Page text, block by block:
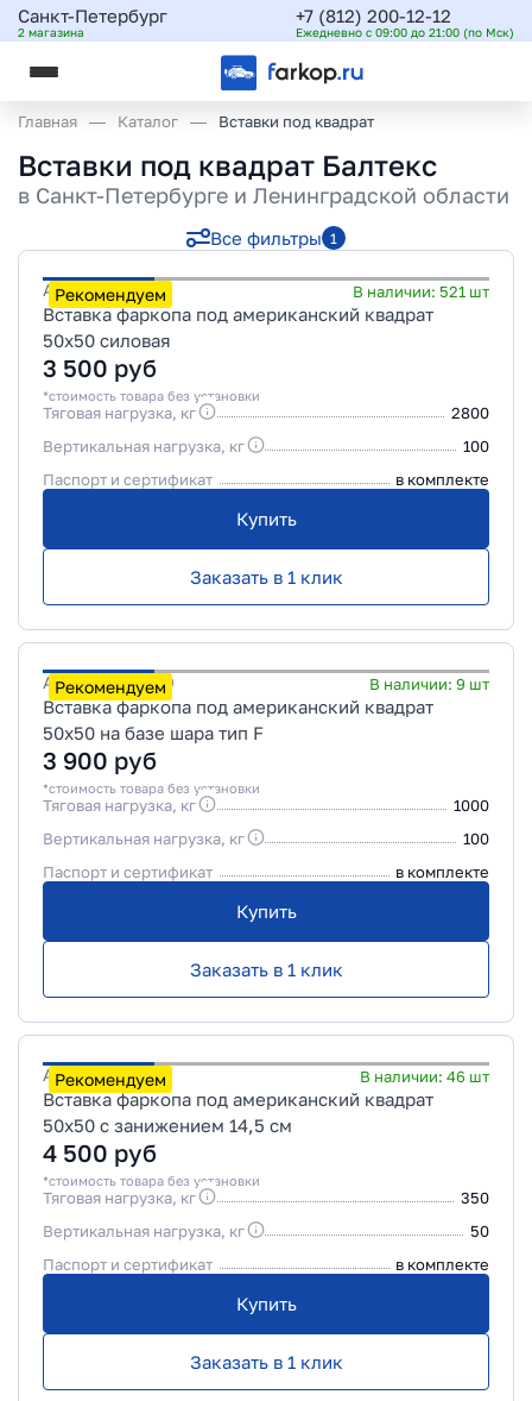
Санкт-Петербург
2 магазина
+7 (812) 200-12-12
Ежедневно с 09:00 до 21:00 (по Мск)
Главная Каталог Вставки под квадрат
Вставки под квадрат Балтекс
в Санкт-Петербурге и Ленинградской области
Все фильтры 1
Рекомендуем
АртикулKU-01 В наличии: 521 шт
Вставка фаркопа под американский квадрат
50х50 силовая
3 500 руб
*стоимость товара без установки
Тяговая нагрузка, кг
2800
Вертикальная нагрузка, кг
100
Паспорт и сертификат
в комплекте
Купить
Заказать в 1 клик
Рекомендуем
Артикул299410 В наличии: 9 шт
Вставка фаркопа под американский квадрат
50х50 на базе шара тип F
3 900 руб
*стоимость товара без установки
Тяговая нагрузка, кг
1000
Вертикальная нагрузка, кг
100
Паспорт и сертификат
в комплекте
Купить
Заказать в 1 клик
Рекомендуем
АртикулKU-04 В наличии: 46 шт
Вставка фаркопа под американский квадрат
50х50 с занижением 14,5 см
4 500 руб
*стоимость товара без установки
Тяговая нагрузка, кг
350
Вертикальная нагрузка, кг
50
Паспорт и сертификат
в комплекте
Купить
Заказать в 1 клик